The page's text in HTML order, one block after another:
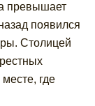
превышает
появился
Столицей
где